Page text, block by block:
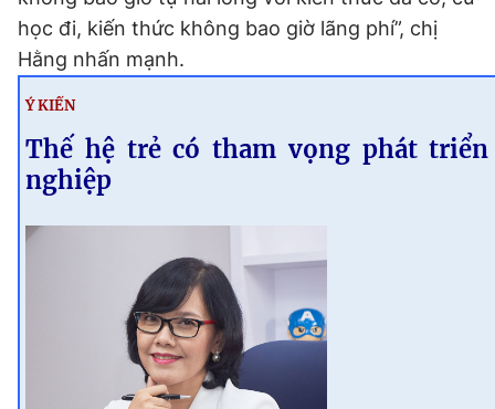
học đi, kiến thức không bao giờ lãng phí”, chị
Hằng nhấn mạnh.
Ý KIẾN
Thế hệ trẻ có tham vọng phát triển
nghiệp